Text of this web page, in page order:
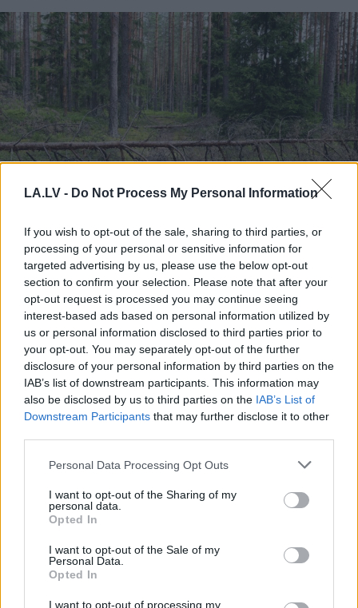
LA.LV - Do Not Process My Personal Information
If you wish to opt-out of the sale, sharing to third parties, or
processing of your personal or sensitive information for
targeted advertising by us, please use the below opt-out
section to confirm your selection. Please note that after your
opt-out request is processed you may continue seeing
interest-based ads based on personal information utilized by
us or personal information disclosed to third parties prior to
your opt-out. You may separately opt-out of the further
disclosure of your personal information by third parties on the
IAB’s list of downstream participants. This information may
also be disclosed by us to third parties on the IAB’s List of
Downstream Participants that may further disclose it to other
Please note that this website/app uses one or more Google
not limited to your visit or usage behaviour. You may click to
grant or deny consent to Google and its third-party tags to
use your data for below specified purposes in below Google
consent section.
Personal Data Processing Opt Outs
I want to opt-out of the Sharing of my
personal data.
Opted In
I want to opt-out of the Sale of my
Personal Data.
Opted In
I want to opt-out of processing my
“Manpat neomulīgi
palika!” Sēņotāja mežā
uziet ļoti biedējošu vietu
Pierīgā notikusi smaga
šoferiem aizbēdzis no
notikuma vietas
“Mannebija tās mātes
Didrihsone atklāti par